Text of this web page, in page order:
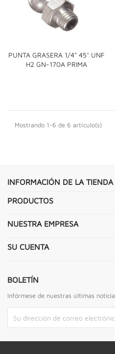
PUNTA GRASERA 1/4" 45° UNF
H2 GN-170A PRIMA
Mostrando 1-6 de 6 artículo(s)
INFORMACIÓN DE LA TIENDA
PRODUCTOS
NUESTRA EMPRESA
SU CUENTA
BOLETÍN
Infórmese de nuestras últimas